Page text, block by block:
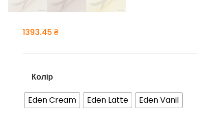
1393.45 ₴
Колір
Eden Cream Eden Latte Eden Vanil